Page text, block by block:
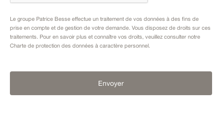
Le groupe Patrice Besse effectue un traitement de vos données à des fins de
prise en compte et de gestion de votre demande. Vous disposez de droits sur ces
traitements. Pour en savoir plus et connaître vos droits, veuillez consulter notre
Charte de protection des données à caractère personnel.
Envoyer